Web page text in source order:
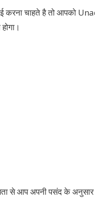
करना चाहते है तो आपको
से आप अपनी पसंद के अनुसार